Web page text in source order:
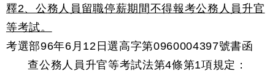
釋2、公務人員留職停薪期間不得報考公務人員升官
等考試。
考選部96年6月12日選高字第0960004397號書函
查公務人員升官等考試法第4條第1項規定：